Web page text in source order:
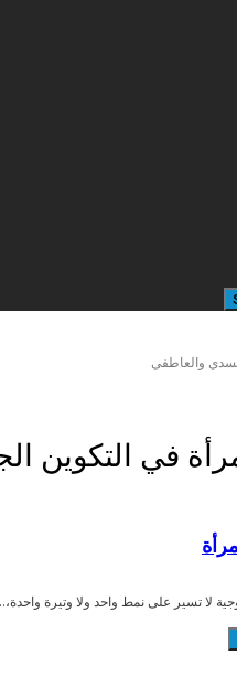
والعاطفي
في التكوين
لا تسير على نمط واحد ولا وتيرة